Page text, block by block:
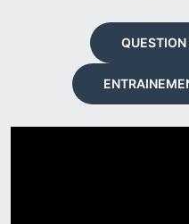
QUESTION